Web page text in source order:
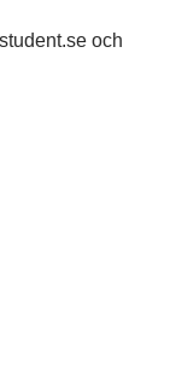
och